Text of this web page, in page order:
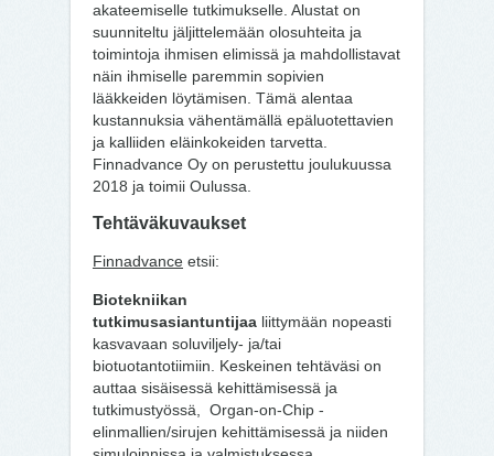
akateemiselle tutkimukselle. Alustat on
suunniteltu jäljittelemään olosuhteita ja
toimintoja ihmisen elimissä ja mahdollistavat
näin ihmiselle paremmin sopivien
lääkkeiden löytämisen. Tämä alentaa
kustannuksia vähentämällä epäluotettavien
ja kalliiden eläinkokeiden tarvetta.
Finnadvance Oy on perustettu joulukuussa
2018 ja toimii Oulussa.
Tehtäväkuvaukset
Finnadvance etsii:
Biotekniikan
tutkimusasiantuntijaa liittymään nopeasti
kasvavaan soluviljely- ja/tai
biotuotantotiimiin. Keskeinen tehtäväsi on
auttaa sisäisessä kehittämisessä ja
tutkimustyössä, Organ-on-Chip -
elinmallien/sirujen kehittämisessä ja niiden